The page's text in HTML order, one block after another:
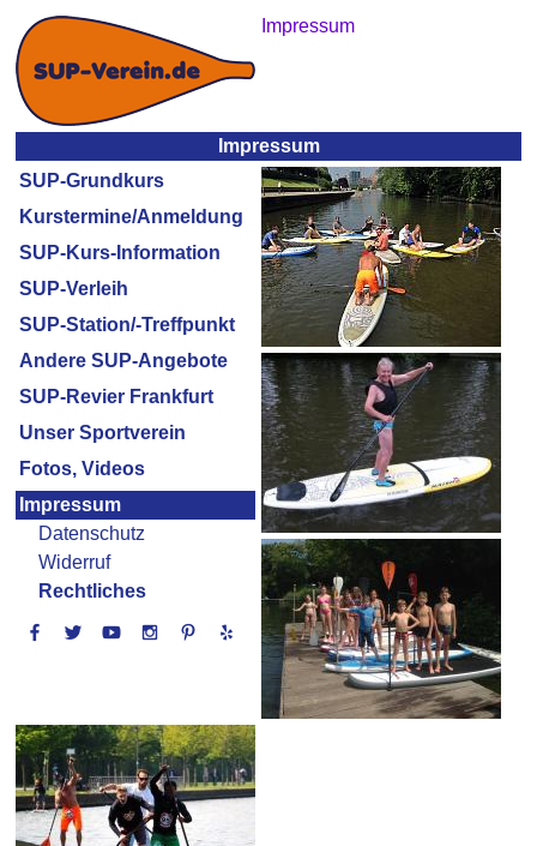
Impressum
Impressum
SUP-Grundkurs
Kurstermine/Anmeldung
SUP-Kurs-Information
SUP-Verleih
SUP-Station/-Treffpunkt
Andere SUP-Angebote
SUP-Revier Frankfurt
Unser Sportverein
Fotos, Videos
Impressum
Datenschutz
Widerruf
Rechtliches